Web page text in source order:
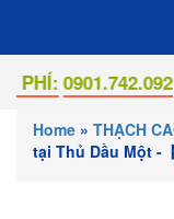
0901.742.092
Home » THẠCH
tại Thủ Dầu Một -